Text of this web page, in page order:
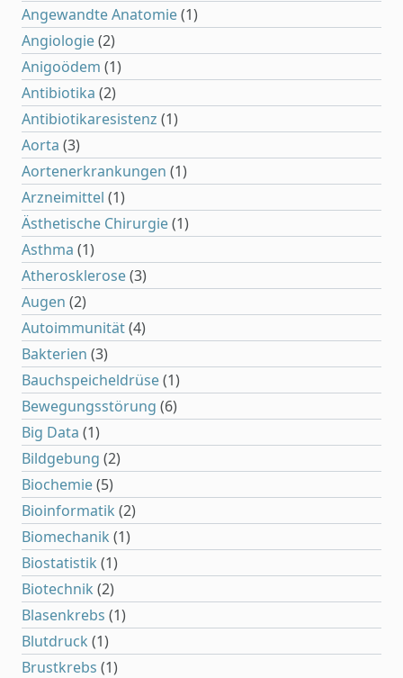
Angewandte Anatomie(1)
Angiologie(2)
Anigoödem (1)
Antibiotika (2)
Antibiotikaresistenz (1)
Aorta (3)
Aortenerkrankungen (1)
Arzneimittel (1)
Ästhetische Chirurgie(1)
Asthma (1)
Atherosklerose(3)
Augen (2)
Autoimmunität(4)
Bakterien (3)
Bauchspeicheldrüse(1)
Bewegungsstörung (6)
Big Data (1)
Bildgebung (2)
Biochemie(5)
Bioinformatik (2)
Biomechanik (1)
Biostatistik (1)
Biotechnik (2)
Blasenkrebs (1)
Blutdruck (1)
Brustkrebs (1)